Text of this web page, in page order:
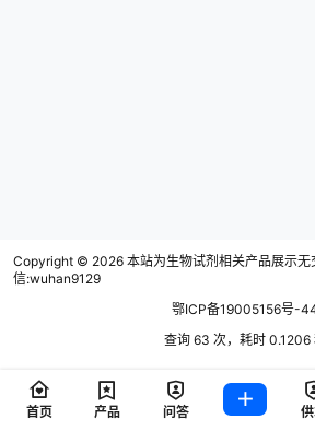
Copyright © 2026 本站为生物试剂相关产品展示
信:wuhan9129
鄂ICP备19005156号-
查询 63 次，耗时 0.1206
首页 产品 问答